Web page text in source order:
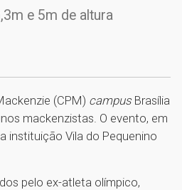
e 5m de altura
(CPM) campus Brasília
mackenzistas. O evento, em
instituição Vila do Pequenino
pelo ex-atleta olímpico,